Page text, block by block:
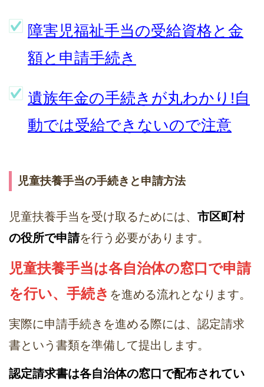
障害児福祉手当の受給資格と金
額と申請手続き
遺族年金の手続きが丸わかり!自
動では受給できないので注意
児童扶養手当の手続きと申請方法
児童扶養手当を受け取るためには、 市区町村
の役所で申請を行う必要があります。
児童扶養手当は各自治体の窓口で申請
を行い、手続き を進める流れとなります。
実際に申請手続きを進める際には、認定請求
書という書類を準備して提出します。
認定請求書は各自治体の窓口で配布されてい